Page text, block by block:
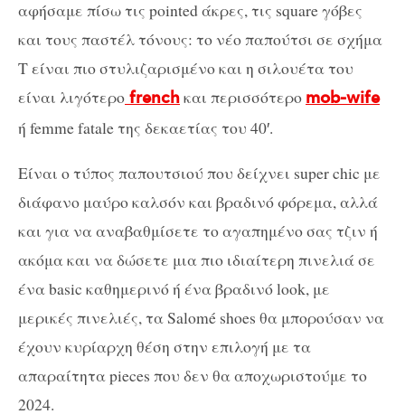
αφήσαμε πίσω τις pointed άκρες, τις square γόβες
και τους παστέλ τόνους: το νέο παπούτσι σε σχήμα
Τ είναι πιο στυλιζαρισμένο και η σιλουέτα του
είναι λιγότερο frenchκαι περισσότερο mob-wife
ή femme fatale της δεκαετίας του 40′.
Είναι ο τύπος παπουτσιού που δείχνει super chic με
διάφανο μαύρο καλσόν και βραδινό φόρεμα, αλλά
και για να αναβαθμίσετε το αγαπημένο σας τζιν ή
ακόμα και να δώσετε μια πιο ιδιαίτερη πινελιά σε
ένα basic καθημερινό ή ένα βραδινό look, με
μερικές πινελιές, τα Salomé shoes θα μπορούσαν να
έχουν κυρίαρχη θέση στην επιλογή με τα
απαραίτητα pieces που δεν θα αποχωριστούμε το
2024.